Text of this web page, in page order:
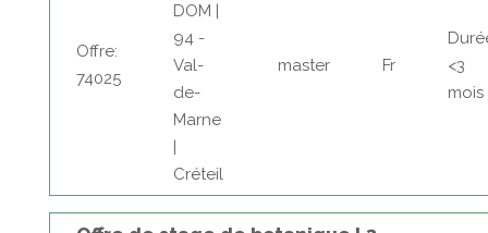
Offre:
74025
DOM |
94 -
Val-
de-
Marne
|
Créteil
master Fr
<3
mois